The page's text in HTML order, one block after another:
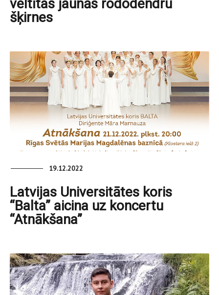
veltītas jaunās rododendru
šķirnes
19.12.2022
Latvijas Universitātes koris
“Balta” aicina uz koncertu
“Atnākšana”